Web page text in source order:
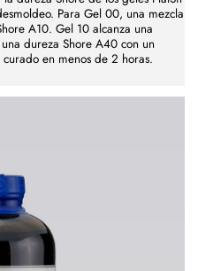
Para Gel 00, una mezcla
A10. Gel 10 alcanza una
dureza Shore A40 con un
en menos de 2 horas.